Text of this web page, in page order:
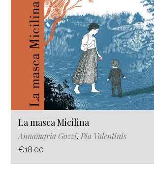
La masca Micilina
Annamaria Gozzi, Pia Valentinis
€18.00